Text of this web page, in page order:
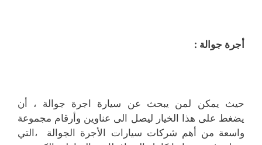
أجرة جوالة :
حيث يمكن لمن يبحث عن سيارة اجرة جوالة ، أن
يضغط على هذا الخيار ليصل الى عناوين وأرقام مجموعة
واسعة من أهم شركات سيارات الأجرة الجوالة ،التي